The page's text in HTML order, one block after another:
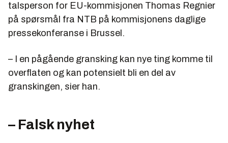
talsperson for EU-kommisjonen Thomas Regnier
på spørsmål fra NTB på kommisjonens daglige
pressekonferanse i Brussel.
– I en pågående gransking kan nye ting komme til
overflaten og kan potensielt bli en del av
granskingen, sier han.
– Falsk nyhet